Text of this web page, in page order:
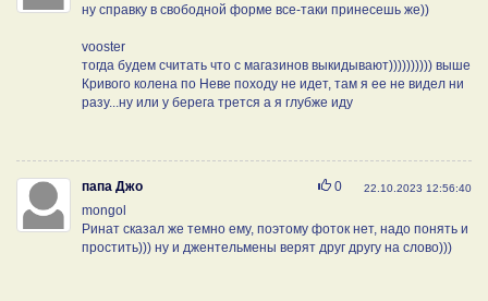
ну справку в свободной форме все-таки принесешь же))
vooster
тогда будем считать что с магазинов выкидывают)))))))))) выше
Кривого колена по Неве походу не идет, там я ее не видел ни
разу...ну или у берега трется а я глубже иду
папа Джо 22.10.2023 12:56:40
Нравится
0
mongol
Ринат сказал же темно ему, поэтому фоток нет, надо понять и
простить))) ну и джентельмены верят друг другу на слово)))